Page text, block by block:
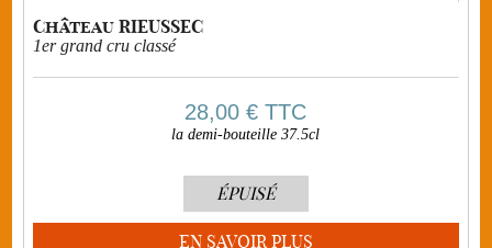
Château RIEUSSEC
1er grand cru classé
28,00 €TTC
la demi-bouteille 37.5cl
ÉPUISÉ
EN SAVOIR PLUS